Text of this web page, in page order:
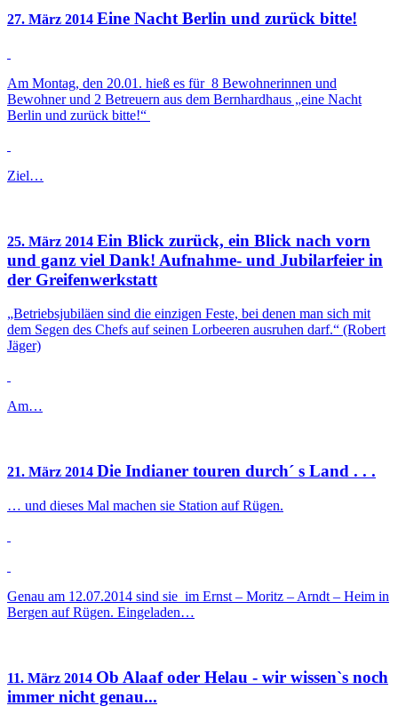
27. März 2014 Eine Nacht Berlin und zurück bitte!
Am Montag, den 20.01. hieß es für 8 Bewohnerinnen und
Bewohner und 2 Betreuern aus dem Bernhardhaus „eine Nacht
Berlin und zurück bitte!“
Ziel…
25. März 2014 Ein Blick zurück, ein Blick nach vorn
und ganz viel Dank! Aufnahme- und Jubilarfeier in
der Greifenwerkstatt
„Betriebsjubiläen sind die einzigen Feste, bei denen man sich mit
dem Segen des Chefs auf seinen Lorbeeren ausruhen darf.“ (Robert
Jäger)
Am…
21. März 2014 Die Indianer touren durch´ s Land . . .
… und dieses Mal machen sie Station auf Rügen.
Genau am 12.07.2014 sind sie im Ernst – Moritz – Arndt – Heim in
Bergen auf Rügen. Eingeladen…
11. März 2014 Ob Alaaf oder Helau - wir wissen`s noch
immer nicht genau...